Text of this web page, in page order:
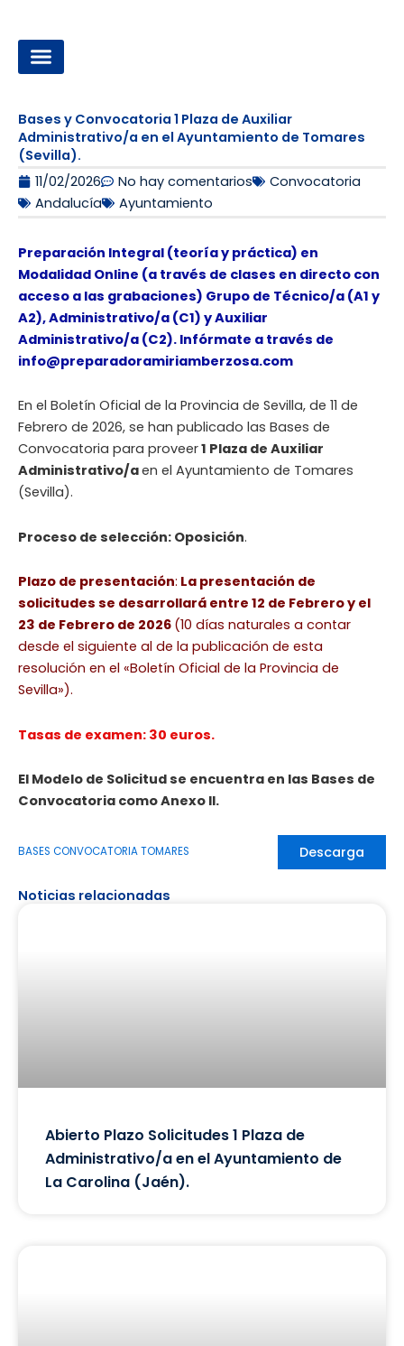
contenido
Bases y Convocatoria 1 Plaza de Auxiliar
Administrativo/a en el Ayuntamiento de Tomares
(Sevilla).
11/02/2026
No hay comentarios
Convocatoria
Andalucía
Ayuntamiento
Preparación Integral (teoría y práctica) en
Modalidad Online (a través de clases en directo con
acceso a las grabaciones) Grupo de Técnico/a (A1 y
A2), Administrativo/a (C1) y Auxiliar
Administrativo/a (C2). Infórmate a través de
info@preparadoramiriamberzosa.com
En el Boletín Oficial de la Provincia de Sevilla, de 11 de
Febrero de 2026, se han publicado las Bases de
Convocatoria para proveer1 Plaza de Auxiliar
Administrativo/aen el Ayuntamiento de Tomares
(Sevilla).
Proceso de selección: Oposición.
Plazo de presentación: La presentación de
solicitudes se desarrollará entre 12 de Febrero y el
23 de Febrero de 2026 (10 días naturales a contar
desde el siguiente al de la publicación de esta
resolución en el «Boletín Oficial de la Provincia de
Sevilla»).
Tasas de examen: 30 euros.
El Modelo de Solicitud se encuentra en las Bases de
Convocatoria como Anexo II.
BASES CONVOCATORIA TOMARES Descarga
Noticias relacionadas
Abierto Plazo Solicitudes 1 Plaza de
Administrativo/a en el Ayuntamiento de
La Carolina (Jaén).